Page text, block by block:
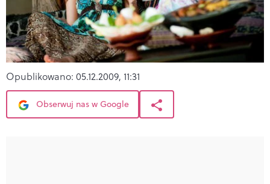
Opublikowano: 05.12.2009, 11:31
Obserwuj nas w Google